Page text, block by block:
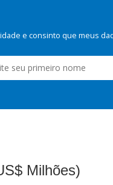
e consinto que meus
Milhões)